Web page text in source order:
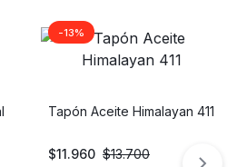
-13%
Soporte Pito Derecho
$5.322
$4.607